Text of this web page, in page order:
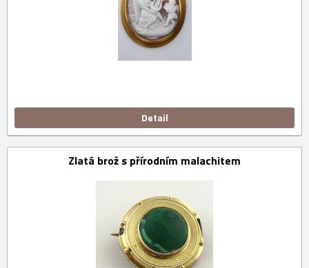
Detail
Zlatá brož s přírodním malachitem